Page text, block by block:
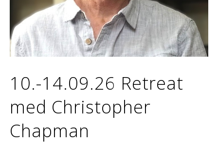
10.-14.09.26 Retreat
med Christopher
Chapman